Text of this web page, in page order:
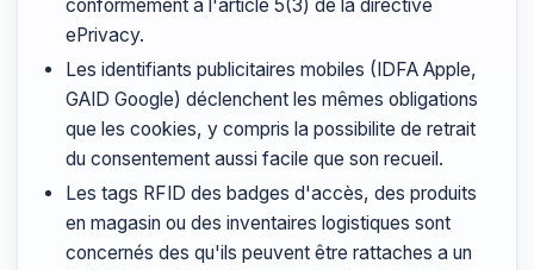
conformément à l'article 5(3) de la directive
ePrivacy.
Les identifiants publicitaires mobiles (IDFA Apple,
GAID Google) déclenchent les mêmes obligations
que les cookies, y compris la possibilite de retrait
du consentement aussi facile que son recueil.
Les tags RFID des badges d'accès, des produits
en magasin ou des inventaires logistiques sont
concernés des qu'ils peuvent être rattaches a un